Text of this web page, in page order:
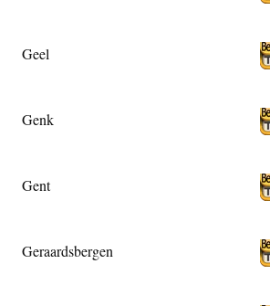
Geel
Genk
Gent
Geraardsbergen